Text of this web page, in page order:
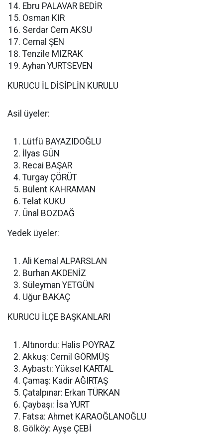
Ebru PALAVAR BEDİR
Osman KIR
Serdar Cem AKSU
Cemal ŞEN
Tenzile MIZRAK
Ayhan YURTSEVEN
KURUCU İL DİSİPLİN KURULU
Asil üyeler:
Lütfü BAYAZIDOĞLU
İlyas GÜN
Recai BAŞAR
Turgay ÇÖRÜT
Bülent KAHRAMAN
Telat KUKU
Ünal BOZDAĞ
Yedek üyeler:
Ali Kemal ALPARSLAN
Burhan AKDENİZ
Süleyman YETGÜN
Uğur BAKAÇ
KURUCU İLÇE BAŞKANLARI
Altınordu: Halis POYRAZ
Akkuş: Cemil GÖRMÜŞ
Aybastı: Yüksel KARTAL
Çamaş: Kadir AĞIRTAŞ
Çatalpınar: Erkan TÜRKAN
Çaybaşı: İsa YURT
Fatsa: Ahmet KARAOĞLANOĞLU
Gölköy: Ayşe ÇEBİ